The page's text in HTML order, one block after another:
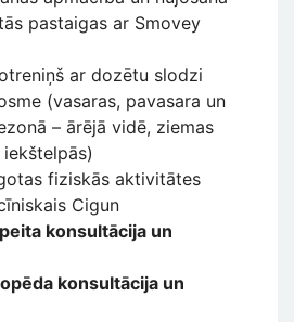
pastaigas ar Smovey
ar dozētu slodzi
(vasaras, pavasara un
– ārējā vidē, ziemas
fiziskās aktivitātes
Cigun
konsultācija un
konsultācija un